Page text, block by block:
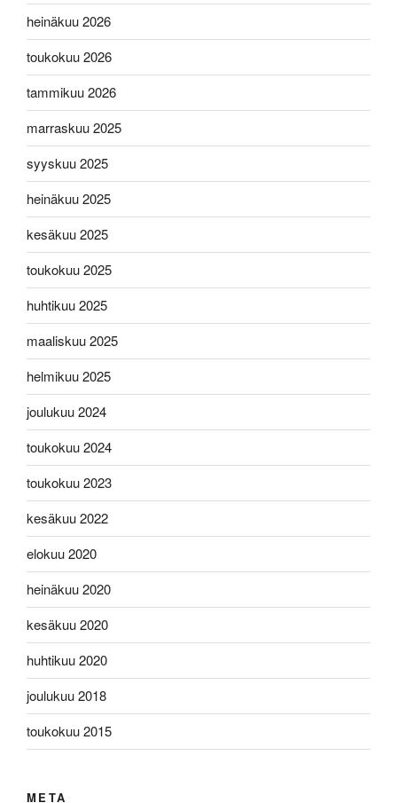
heinäkuu 2026
toukokuu 2026
tammikuu 2026
marraskuu 2025
syyskuu 2025
heinäkuu 2025
kesäkuu 2025
toukokuu 2025
huhtikuu 2025
maaliskuu 2025
helmikuu 2025
joulukuu 2024
toukokuu 2024
toukokuu 2023
kesäkuu 2022
elokuu 2020
heinäkuu 2020
kesäkuu 2020
huhtikuu 2020
joulukuu 2018
toukokuu 2015
META